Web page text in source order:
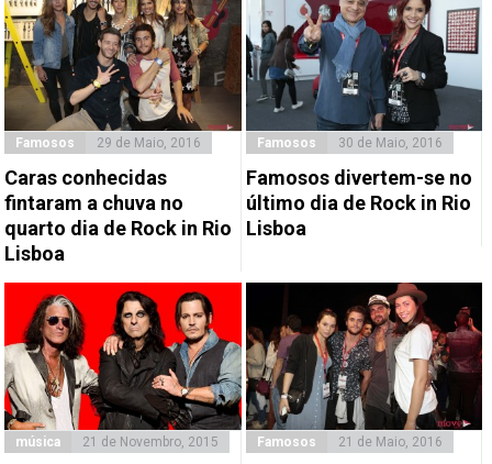
Famosos 29 de Maio, 2016
Caras conhecidas
fintaram a chuva no
quarto dia de Rock in Rio
Lisboa
Famosos 30 de Maio, 2016
Famosos divertem-se no
último dia de Rock in Rio
Lisboa
música 21 de Novembro, 2015 Famosos 21 de Maio, 2016